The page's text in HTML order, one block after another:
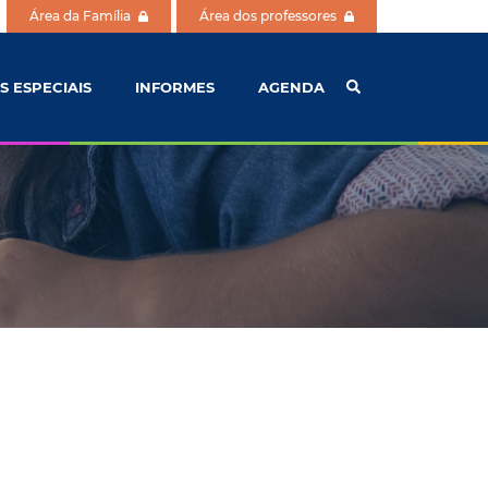
Área da Família Área dos professores
ESPECIAIS INFORMES AGENDA